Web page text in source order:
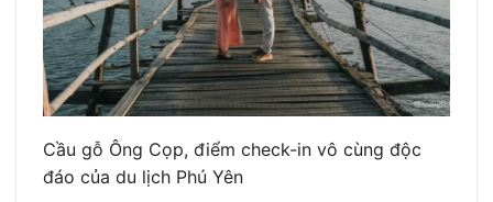
Cầu gỗ Ông Cọp, điểm check-in vô cùng độc
đáo của du lịch Phú Yên